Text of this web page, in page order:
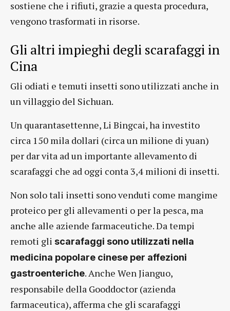
sostiene che i rifiuti, grazie a questa procedura,
vengono trasformati in risorse.
Gli altri impieghi degli scarafaggi in
Cina
Gli odiati e temuti insetti sono utilizzati anche in
un villaggio del Sichuan.
Un quarantasettenne, Li Bingcai, ha investito
circa 150 mila dollari (circa un milione di yuan)
per dar vita ad un importante allevamento di
scarafaggi che ad oggi conta 3,4 milioni di insetti.
Non solo tali insetti sono venduti come mangime
proteico per gli allevamenti o per la pesca, ma
anche alle aziende farmaceutiche. Da tempi
remoti gli scarafaggi sono utilizzati nella
medicina popolare cinese per affezioni
gastroenteriche. Anche Wen Jianguo,
responsabile della Gooddoctor (azienda
farmaceutica), afferma che gli scarafaggi